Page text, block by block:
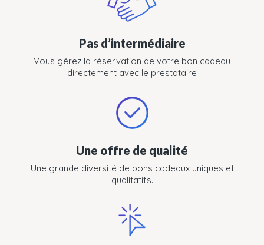
Pas d’intermédiaire
Vous gérez la réservation de votre bon cadeau
directement avec le prestataire
Une offre de qualité
Une grande diversité de bons cadeaux uniques et
qualitatifs.